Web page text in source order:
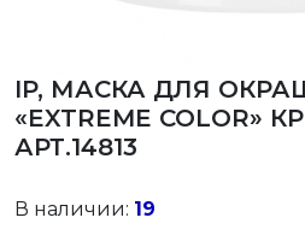
IP, МАСКА ДЛЯ
«EXTREME COLOR»
АРТ.14813
В наличии: 19